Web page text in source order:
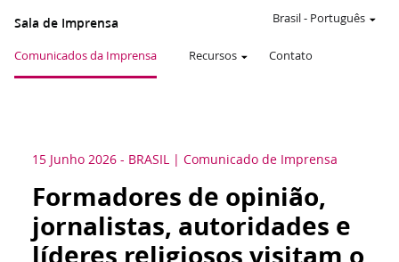
Sala de Imprensa
Comunicados da Imprensa Recursos Contato
Brasil- Português
15 Junho 2026 - BRASIL Comunicado de Imprensa
Formadores de opinião,
jornalistas, autoridades e